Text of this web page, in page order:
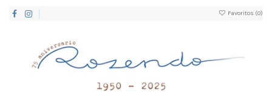
Favoritos (0)